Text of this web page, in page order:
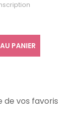
PANIER
de vos favoris